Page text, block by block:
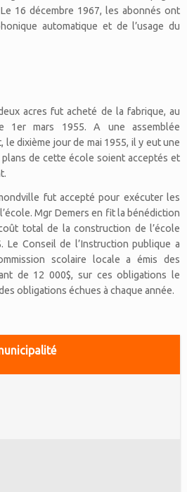
16 décembre 1967, les abonnés ont
automatique et de l’usage du
acres fut acheté de la fabrique, au
1er mars 1955. A une assemblée
dixième jour de mai 1955, il y eut une
de cette école soient acceptés et
fut accepté pour exécuter les
Mgr Demers en fit la bénédiction
total de la construction de l’école
Le Conseil de l’Instruction publique a
scolaire locale a émis des
de 12 000$, sur ces obligations le
obligations échues à chaque année.